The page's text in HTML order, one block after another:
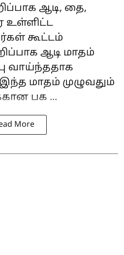
ஆடி, தை,
உள்ளிட்ட
கூட்டம்
ஆடி மாதம்
வாய்ந்ததாக
மாதம் முழுவதும்
பக ...
More